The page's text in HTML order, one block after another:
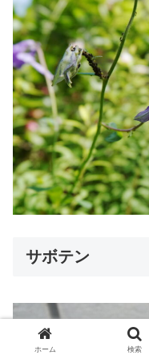
サボテン
ホーム 検索